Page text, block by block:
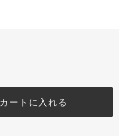
カートに入れる